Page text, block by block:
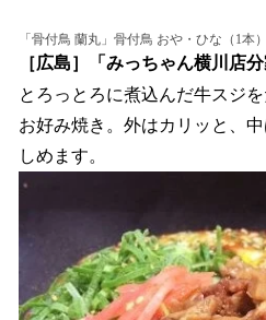
「骨付鳥 蘭丸」骨付鳥 おや・ひな（1本
［広島］「みっちゃん横川店分
とろっとろに煮込んだ牛スジ
お好み焼き。外はカリッと、
しめます。